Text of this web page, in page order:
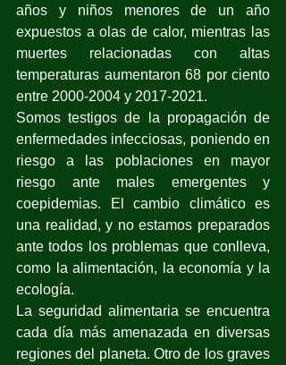
años y niños menores de un año
expuestos a olas de calor, mientras las
muertes relacionadas con altas
temperaturas aumentaron 68 por ciento
entre 2000-2004 y 2017-2021.
Somos testigos de la propagación de
enfermedades infecciosas, poniendo en
riesgo a las poblaciones en mayor
riesgo ante males emergentes y
coepidemias. El cambio climático es
una realidad, y no estamos preparados
ante todos los problemas que conlleva,
como la alimentación, la economía y la
ecología.
La seguridad alimentaria se encuentra
cada día más amenazada en diversas
regiones del planeta. Otro de los graves